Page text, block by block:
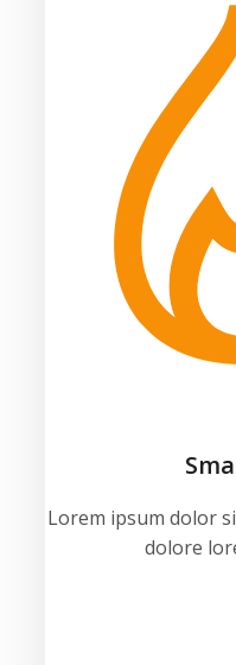
Lorem ipsum dolor
dolore